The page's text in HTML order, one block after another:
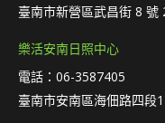
臺南市新營區武昌街 8 號
樂活安南日照中心
電話：06-3587405
臺南市安南區海佃路四段